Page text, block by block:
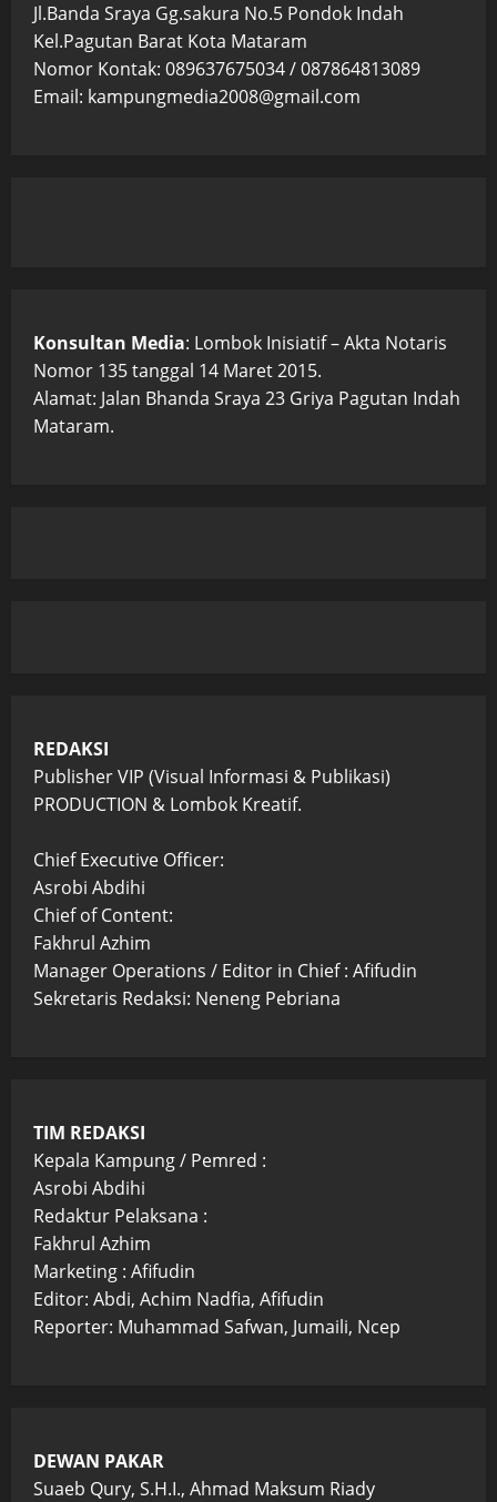
Jl.Banda Sraya Gg.sakura No.5 Pondok Indah
Kel.Pagutan Barat Kota Mataram
Nomor Kontak: 089637675034 / 087864813089
Email: kampungmedia2008@gmail.com
Konsultan Media: Lombok Inisiatif – Akta Notaris
Nomor 135 tanggal 14 Maret 2015.
Alamat: Jalan Bhanda Sraya 23 Griya Pagutan Indah
Mataram.
REDAKSI
Publisher VIP (Visual Informasi & Publikasi)
PRODUCTION & Lombok Kreatif.
Chief Executive Officer:
Asrobi Abdihi
Chief of Content:
Fakhrul Azhim
Manager Operations / Editor in Chief : Afifudin
Sekretaris Redaksi: Neneng Pebriana
TIM REDAKSI
Kepala Kampung / Pemred :
Asrobi Abdihi
Redaktur Pelaksana :
Fakhrul Azhim
Marketing : Afifudin
Editor: Abdi, Achim Nadfia, Afifudin
Reporter: Muhammad Safwan, Jumaili, Ncep
DEWAN PAKAR
Suaeb Qury, S.H.I., Ahmad Maksum Riady